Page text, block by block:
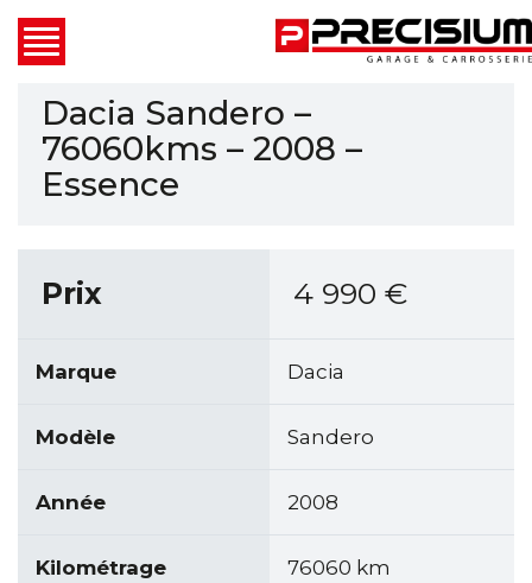
Dacia Sandero –
76060kms – 2008 –
Essence
Prix 4 990 €
Marque Dacia
Modèle Sandero
Année 2008
Kilométrage 76060 km